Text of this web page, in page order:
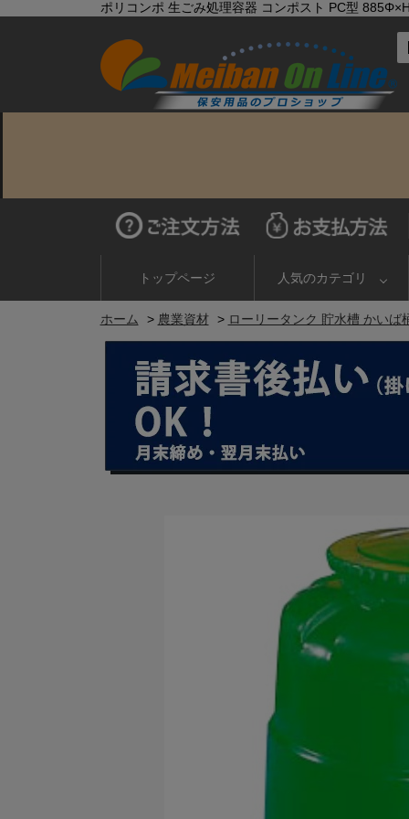
ポリコンポ 生ごみ処理容器 コンポスト PC型
トップページ 人気のカテゴリ
ホーム > 農業資材 > ローリータンク 貯水槽 かいば